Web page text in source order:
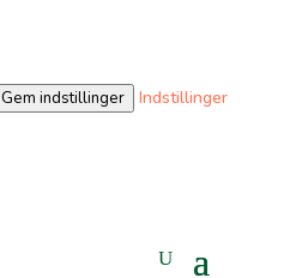
Gem indstillinger
Indstillinger